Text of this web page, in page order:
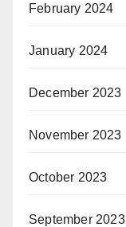
February 2024
January 2024
December 2023
November 2023
October 2023
September 2023